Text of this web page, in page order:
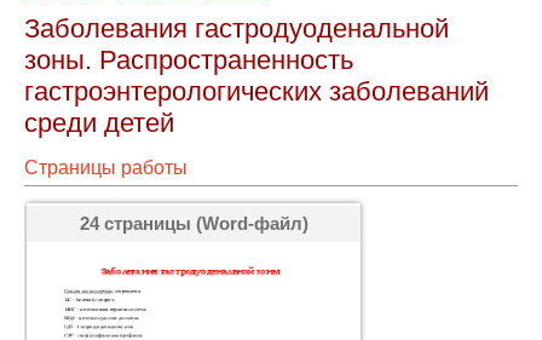
Заболевания гастродуоденальной
зоны. Распространенность
гастроэнтерологических заболеваний
среди детей
Страницы работы
24 страницы (Word-файл)